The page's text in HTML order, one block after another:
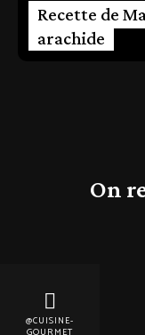
Recette de
arachide
On
@CUISINE-